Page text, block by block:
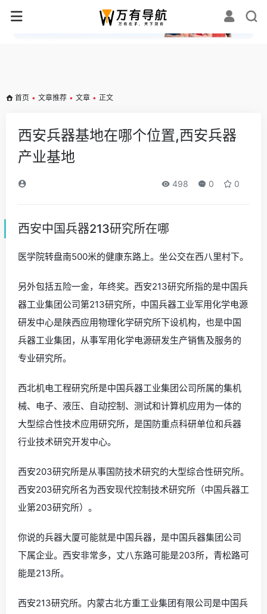
✕
首页 • 文章推荐 • 文章 • 正文
西安兵器基地在哪个位置,西安兵器
产业基地
498 0 0
西安中国兵器213研究所在哪
医学院转盘南500米的健康东路上。坐公交在西八里村下。
另外包括五险一金，年终奖。西安213研究所指的是中国兵
器工业集团公司第213研究所，中国兵器工业军用化学电源
研发中心是陕西应用物理化学研究所下设机构，也是中国
兵器工业集团，从事军用化学电源研发生产销售及服务的
专业研究所。
西北机电工程研究所是中国兵器工业集团公司所属的集机
械、电子、液压、自动控制、测试和计算机应用为一体的
大型综合性技术应用研究所，是国防重点科研单位和兵器
行业技术研究开发中心。
西安203研究所是从事国防技术研究的大型综合性研究所。
西安203研究所名为西安现代控制技术研究所（中国兵器工
业第203研究所）。
你说的兵器大厦可能就是中国兵器，是中国兵器集团公司
下属企业。西安非常多，丈八东路可能是203所，青松路可
能是213所。
西安213研究所。内蒙古北方重工业集团有限公司是中国兵